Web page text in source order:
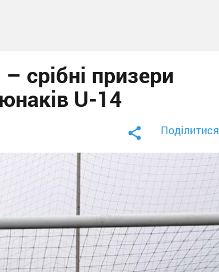
срібні призери
U-14
Поділитися